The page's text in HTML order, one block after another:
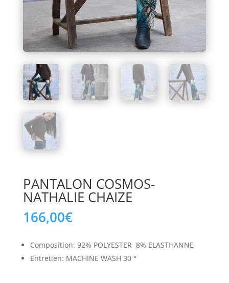
PANTALON COSMOS-
NATHALIE CHAIZE
166,00€
Composition: 92% POLYESTER 8% ELASTHANNE
Entretien: MACHINE WASH 30 °